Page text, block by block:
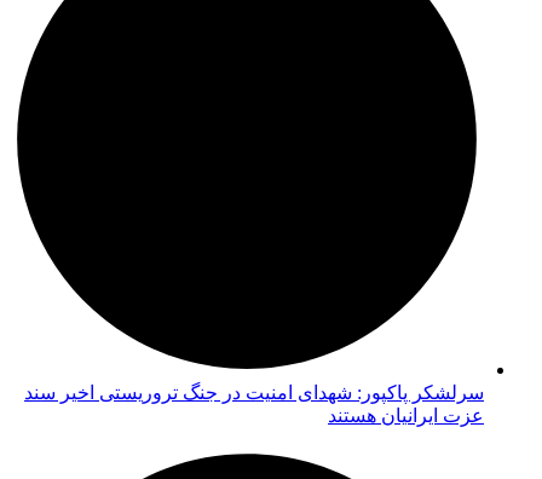
سرلشکر پاکپور: شهدای امنیت در جنگ تروریستی اخیر سند
عزت ایرانیان هستند